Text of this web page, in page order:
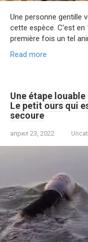
Une personne gentille
cette espèce. C’est
première fois un tel
Read more
Une étape
Le petit ours qui
secoure
април 23, 2022